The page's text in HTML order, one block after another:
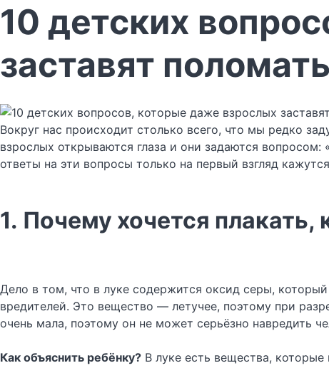
10 детских
заставят
Вокруг нас происходит столько всего, что мы редко
взрослых открываются глаза и они задаются
ответы на эти вопросы только на первый взгляд
1. Почему хочется плакать,
Дело в том, что в луке содержится оксид серы,
вредителей. Это вещество — летучее, поэтому при
очень мала, поэтому он не может серьёзно навредить
Как объяснить ребёнку? В луке есть вещества,